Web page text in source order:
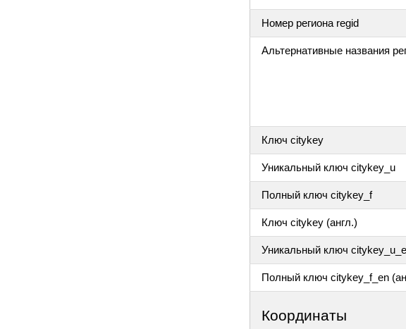
Номер региона regid
Альтернативные названия
Ключ citykey
Уникальный ключ citykey_u
Полный ключ citykey_f
Ключ citykey (англ.)
Уникальный ключ
Полный ключ citykey_f_en
Координаты